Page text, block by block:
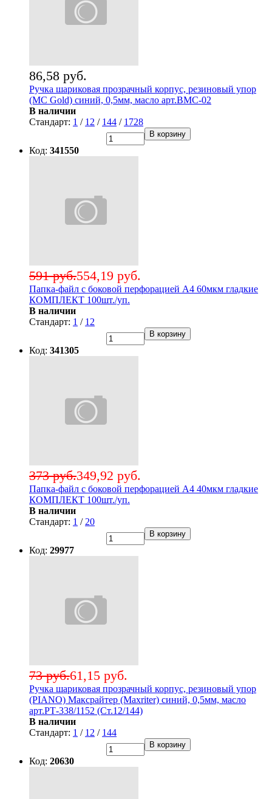
86,58 руб.
Ручка шариковая прозрачный корпус, резиновый упор
(MC Gold) синий, 0,5мм, масло арт.BMC-02
В наличии
Стандарт: 1 / 12 / 144 / 1728
В корзину
Код: 341550
554,19 руб.
591 руб.
Папка-файл с боковой перфорацией А4 60мкм гладкие
КОМПЛЕКТ 100шт./уп.
В наличии
Стандарт: 1 / 12
В корзину
Код: 341305
349,92 руб.
373 руб.
Папка-файл с боковой перфорацией А4 40мкм гладкие
КОМПЛЕКТ 100шт./уп.
В наличии
Стандарт: 1 / 20
В корзину
Код: 29977
61,15 руб.
73 руб.
Ручка шариковая прозрачный корпус, резиновый упор
(PIANO) Максрайтер (Maxriter) синий, 0,5мм, масло
арт.РТ-338/1152 (Ст.12/144)
В наличии
Стандарт: 1 / 12 / 144
В корзину
Код: 20630